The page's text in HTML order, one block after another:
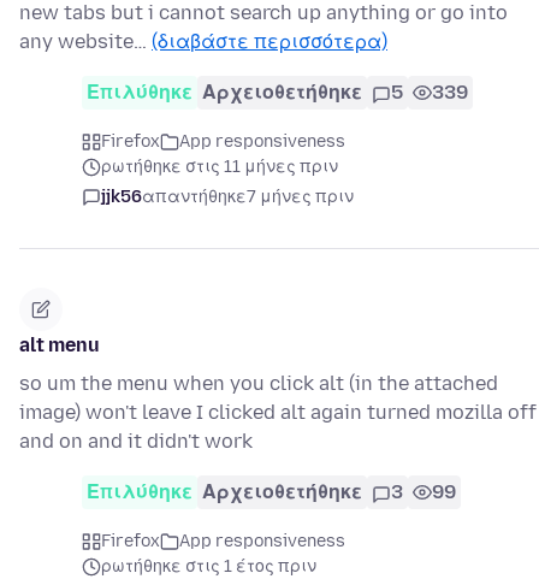
new tabs but i cannot search up anything or go into
any website… (διαβάστε περισσότερα)
Επιλύθηκε Αρχειοθετήθηκε 5 339
Firefox
App responsiveness
ρωτήθηκε στις 11 μήνες πριν
jjk56απαντήθηκε7 μήνες πριν
alt menu
so um the menu when you click alt (in the attached
image) won't leave I clicked alt again turned mozilla off
and on and it didn't work
Επιλύθηκε Αρχειοθετήθηκε 3 99
Firefox
App responsiveness
ρωτήθηκε στις 1 έτος πριν